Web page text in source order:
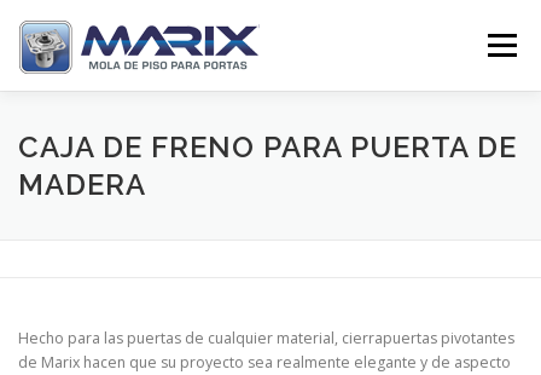
para
Menu
SOBRE PRODUTOS TV MARIX
CAJA DE FRENO PARA PUERTA DE
MADERA
Hecho para las puertas de cualquier material, cierrapuertas pivotantes
de Marix hacen que su proyecto sea realmente elegante y de aspecto